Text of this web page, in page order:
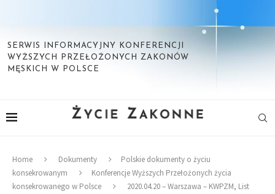
SERWIS INFORMACYJNY KONFERENCJI
WYŻSZYCH PRZEŁOŻONYCH ZAKONÓW
MĘSKICH W POLSCE
Home Dokumenty
Polskie dokumenty o życiu
konsekrowanym
Konferencje Wyższych Przełożonych życia
konsekrowanego w Polsce
2020.04.20 – Warszawa – KWPZM, List